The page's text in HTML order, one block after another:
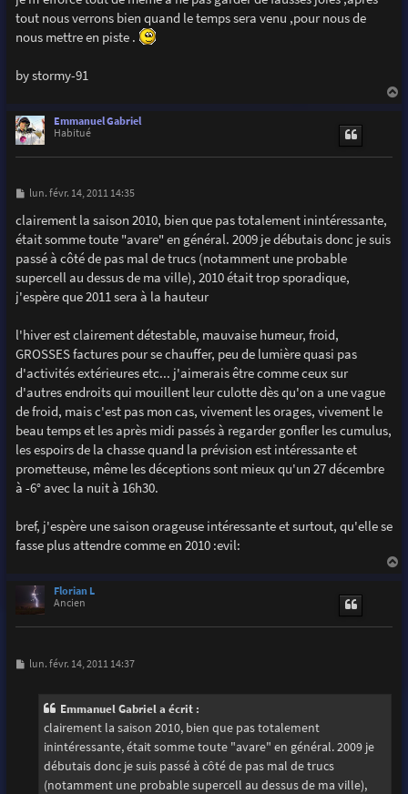
tout nous verrons bien quand le temps sera venu ,pour nous de
nous mettre en piste .
by stormy-91
Emmanuel Gabriel
Habitué
M
s
s
a
e
lun. févr. 14, 2011 14:35
clairement la saison 2010, bien que pas totalement inintéressante,
était somme toute "avare" en général. 2009 je débutais donc je suis
passé à côté de pas mal de trucs (notamment une probable
supercell au dessus de ma ville), 2010 était trop sporadique,
j'espère que 2011 sera à la hauteur
l'hiver est clairement détestable, mauvaise humeur, froid,
GROSSES factures pour se chauffer, peu de lumière quasi pas
d'activités extérieures etc... j'aimerais être comme ceux sur
d'autres endroits qui mouillent leur culotte dès qu'on a une vague
de froid, mais c'est pas mon cas, vivement les orages, vivement le
beau temps et les après midi passés à regarder gonfler les cumulus,
les espoirs de la chasse quand la prévision est intéressante et
prometteuse, même les déceptions sont mieux qu'un 27 décembre
à -6° avec la nuit à 16h30.
bref, j'espère une saison orageuse intéressante et surtout, qu'elle se
fasse plus attendre comme en 2010 :evil:
Florian L
Ancien
Mlun. févr. 14, 2011 14:37
Emmanuel Gabriel a écrit :
clairement la saison 2010, bien que pas totalement
inintéressante, était somme toute "avare" en général. 2009 je
débutais donc je suis passé à côté de pas mal de trucs
(notamment une probable supercell au dessus de ma ville),